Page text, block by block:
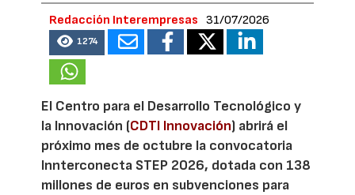
Redacción Interempresas 31/07/2026
1274
El Centro para el Desarrollo Tecnológico y
la Innovación (CDTI Innovación) abrirá el
próximo mes de octubre la convocatoria
Innterconecta STEP 2026, dotada con 138
millones de euros en subvenciones para